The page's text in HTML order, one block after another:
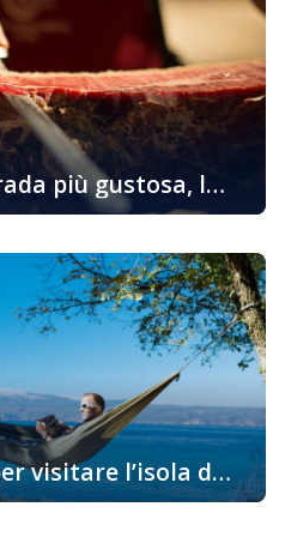
e visitano la Croazia,
L’ottima infrastruttura e la
solo un […]
più gustosa, la
di Krk
non è un segreto. Sempre di
anno confermano la sua
la sua ricca offerta. L’isola
per divertirsi in una vacanza
enogastronomica, […]
visitare l’isola di